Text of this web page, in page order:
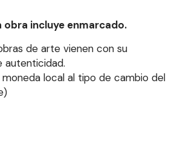
obra incluye enmarcado.
de arte vienen con su
autenticidad.
local al tipo de cambio del